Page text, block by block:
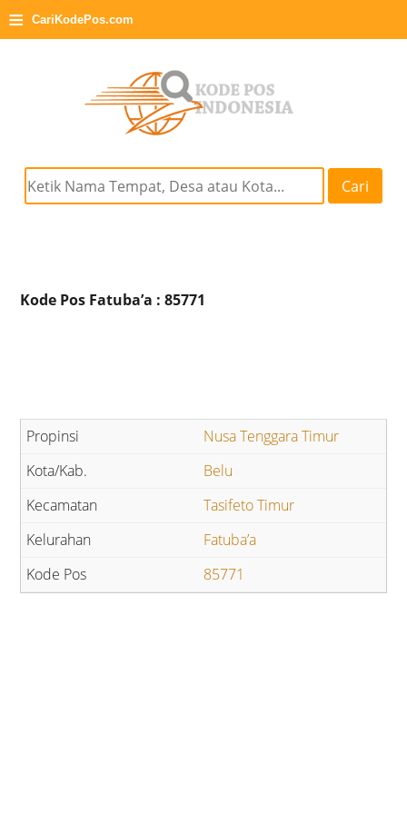
≡ CariKodePos.com
Cari
Kode Pos Fatuba’a : 85771
Nusa Tenggara Timur
Belu
Tasifeto Timur
Fatuba’a
85771